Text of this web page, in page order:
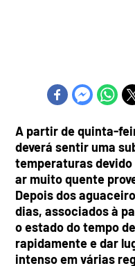
A partir de quinta-
deverá sentir uma
temperaturas devido
ar muito quente
Depois dos
dias, associados à
o estado do tempo
rapidamente e dar
intenso em várias